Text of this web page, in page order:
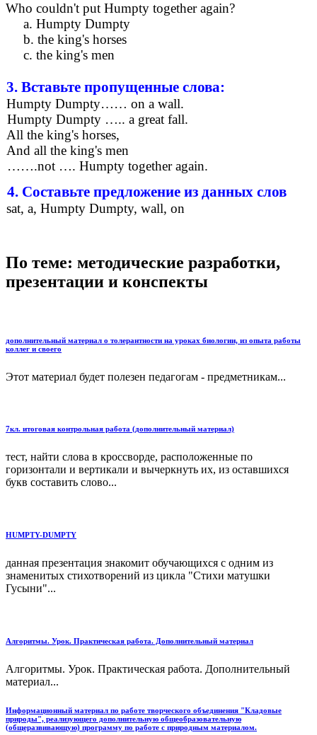
Who couldn't put Humpty together again?
a. Humpty Dumpty
b. the king's horses
c. the king's men
3. Вставьте пропущенные слова:
Humpty Dumpty…… on a wall.
Humpty Dumpty ….. a great fall.
All the king's horses,
And all the king's men
…….not …. Humpty together again.
4. Составьте предложение из данных слов
sat, a, Humpty Dumpty, wall, on
По теме: методические разработки,
презентации и конспекты
дополнительный материал о толерантности на уроках биологии, из опыта работы
коллег и своего
Этот материал будет полезен педагогам - предметникам...
7кл. итоговая контрольная работа (дополнительный материал)
тест, найти слова в кроссворде, расположенные по
горизонтали и вертикали и вычеркнуть их, из оставшихся
букв составить слово...
HUMPTY-DUMPTY
данная презентация знакомит обучающихся с одним из
знаменитых стихотворений из цикла "Стихи матушки
Гусыни"...
Алгоритмы. Урок. Практическая работа. Дополнительный материал
Алгоритмы. Урок. Практическая работа. Дополнительный
материал...
Информационный материал по работе творческого объединения "Кладовые
природы", реализующего дополнительную общеобразовательную
(общеразвивающую) программу по работе с природным материалом.